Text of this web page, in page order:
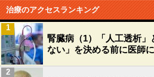
治療のアクセスランキング
腎臓病（1）「人工透析
ない」を決める前に医師
1
2